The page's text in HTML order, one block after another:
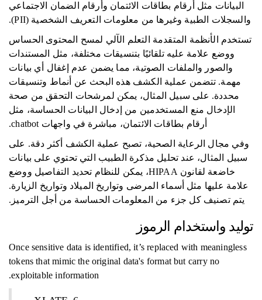
البيانات مثل أرقام بطاقات الائتمان وأرقام الضمان الاجتماعي
والسجلات الطبية وغيرها من معلومات التعريف الشخصية (PII).
تستخدم الأنظمة المتقدمة التعلم الآلي لمسح المحتوى الحساس
ووضع علامة عليه تلقائيًا بتنسيقات مختلفة، مثل المستندات
والصور والملفات الصوتية، مما يضمن عدم إغفال أي بيانات
مهمة. تتضمن عملية الكشف هذه البحث عن أنماط وتنسيقات
محددة. على سبيل المثال، يمكن لمرشحات التحقق من صحة
الإدخال منع المستخدمين من إدخال البيانات الحساسة، مثل
أرقام بطاقات الائتمان، مباشرة في واجهات chatbot.
وفي مجال الرعاية الصحية، تصبح عملية الكشف أكثر دقة. على
سبيل المثال، عند تحليل مذكرة الطبيب التي تحتوي على بيانات
خاضعة لقانون HIPAA، يمكن للنظام تحديد التفاصيل ووضع
علامة عليها مثل أسماء المرضى وتواريخ الميلاد وتواريخ الزيارة.
يتم تصنيف كل جزء من المعلومات الحساسة من أجل الترميز.
توليد واستخدام الرموز
Once sensitive data is identified, it’s replaced with meaningless
tokens that mimic the original data's format but carry no
exploitable information.